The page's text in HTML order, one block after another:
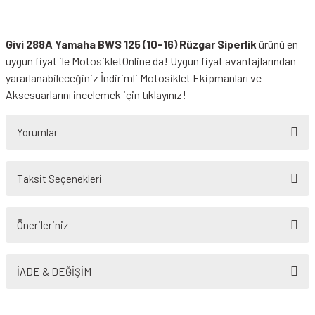
Givi 288A Yamaha BWS 125 (10-16) Rüzgar Siperlik ürünü en
uygun fiyat ile MotosikletOnline da! Uygun fiyat avantajlarından
yararlanabileceğiniz İndirimli Motosiklet Ekipmanları ve
Aksesuarlarını incelemek için tıklayınız!
Yorumlar
Taksit Seçenekleri
Önerileriniz
yetersiz gördüğünüz noktaları öneri formunu kullanarak tarafımıza
İADE & DEĞİŞİM